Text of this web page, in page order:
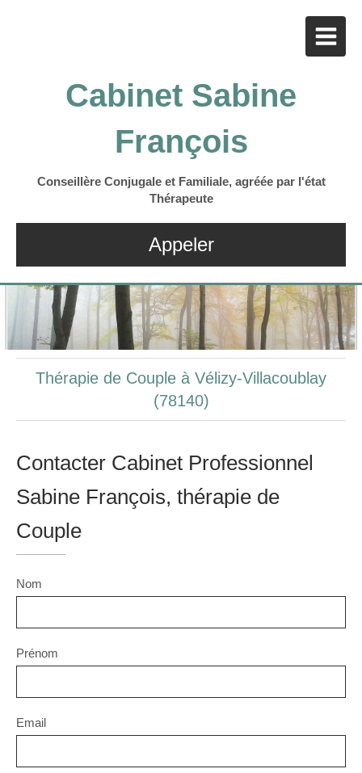
Cabinet Sabine
François
Conseillère Conjugale et Familiale, agréée par l'état
Thérapeute
Appeler
Thérapie de Couple à Vélizy-Villacoublay
(78140)
Contacter Cabinet Professionnel
Sabine François, thérapie de
Couple
Nom
Prénom
Email